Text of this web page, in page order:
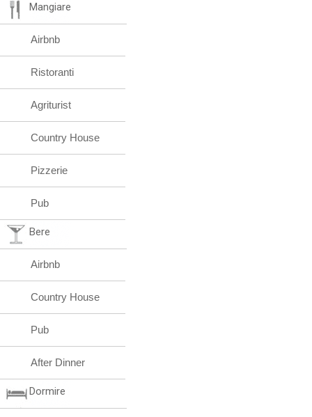
Mangiare
Airbnb
Ristoranti
Agriturist
Country House
Pizzerie
Pub
Bere
Airbnb
Country House
Pub
After Dinner
Dormire